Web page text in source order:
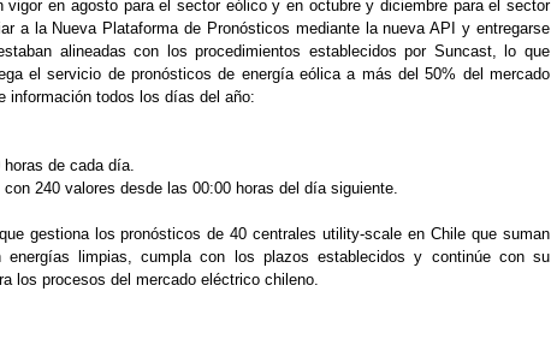
vigor en agosto para el sector eólico y en octubre y diciembre para el sector
a la Nueva Plataforma de Pronósticos mediante la nueva API y entregarse
alineadas con los procedimientos establecidos por Suncast, lo que
el servicio de pronósticos de energía eólica a más del 50% del mercado
información todos los días del año:
de cada día.
240 valores desde las 00:00 horas del día siguiente.
gestiona los pronósticos de 40 centrales utility-scale en Chile que suman
limpias, cumpla con los plazos establecidos y continúe con su
los procesos del mercado eléctrico chileno.